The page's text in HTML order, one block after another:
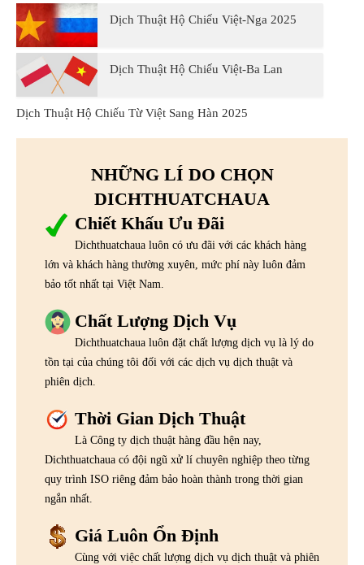
Dịch Thuật Hộ Chiếu Việt-Nga 2025
Dịch Thuật Hộ Chiếu Việt-Ba Lan
Dịch Thuật Hộ Chiếu Từ Việt Sang Hàn 2025
NHỮNG LÍ DO CHỌN
DICHTHUATCHAUA
Chiết Khấu Ưu Đãi
Dichthuatchaua luôn có ưu đãi với các khách hàng
lớn và khách hàng thường xuyên, mức phí này luôn đảm
bảo tốt nhất tại Việt Nam.
Chất Lượng Dịch Vụ
Dichthuatchaua luôn đặt chất lượng dịch vụ là lý do
tồn tại của chúng tôi đối với các dịch vụ dịch thuật và
phiên dịch.
Thời Gian Dịch Thuật
Là Công ty dịch thuật hàng đầu hện nay,
Dichthuatchaua có đội ngũ xử lí chuyên nghiệp theo từng
quy trình ISO riêng đảm bảo hoàn thành trong thời gian
ngắn nhất.
Giá Luôn Ổn Định
Cùng với việc chất lượng dịch vụ dịch thuật và phiên